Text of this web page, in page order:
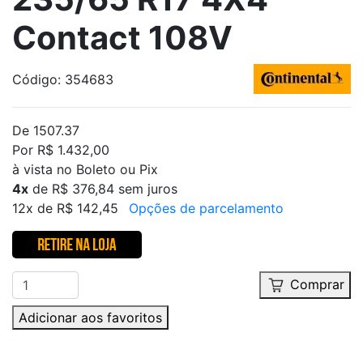
Contact 108V
Código: 354683
De 1507.37
Por R$ 1.432,00
à vista no Boleto ou Pix
4x de R$ 376,84 sem juros
12x de R$ 142,45
Opções de parcelamento
Comprar
Adicionar aos favoritos